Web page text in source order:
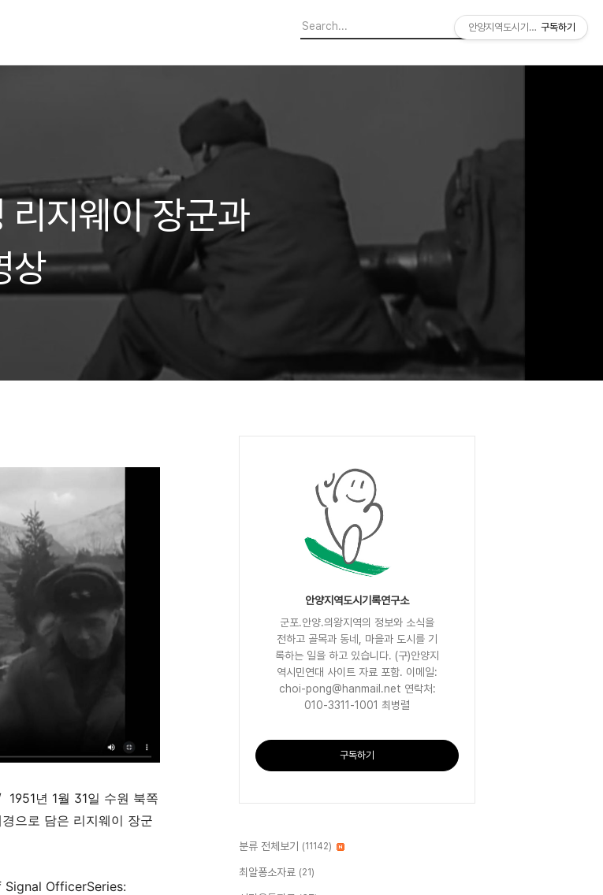
지웨이 장군과
상
년 1월 31일 수원 북쪽
으로 담은 리지웨이 장군
OfficerSeries:
안양지역도시기록연구소
군포.안양.의왕지역의 정보와 소식을
전하고 골목과 동네, 마을과 도시를 기
록하는 일을 하고 있습니다. (구)안양지
역시민연대 사이트 자료 포함. 이메일:
choi-pong@hanmail.net 연락처:
010-3311-1001 최병렬
구독하기
분류 전체보기 (11142)
최알퐁소자료 (21)
안양지역도시기록연구소
구독하기